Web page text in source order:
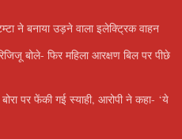
ने बनाया उड़ने वाला इलेक्ट्रिक वाहन
बोले- फिर महिला आरक्षण बिल पर पीछे
पर फेंकी गई स्याही, आरोपी ने कहा- ‘ये